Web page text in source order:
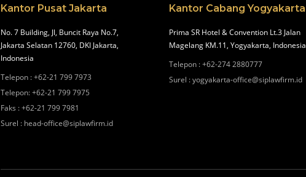
Kantor Pusat Jakarta
No. 7 Building, Jl, Buncit Raya No.7,
Jakarta Selatan 12760, DKI Jakarta,
Indonesia
Telepon :+62-21 799 7973
Telepon:+62-21 799 7975
Faks :+62-21 799 7981
Surel : head-office@siplawfirm.id
Kantor Cabang Yogyakarta
Prima SR Hotel & Convention Lt.3 Jalan
Magelang KM.11, Yogyakarta, Indonesia
Telepon :+62-274 2880777
Surel :yogyakarta-office@siplawfirm.id